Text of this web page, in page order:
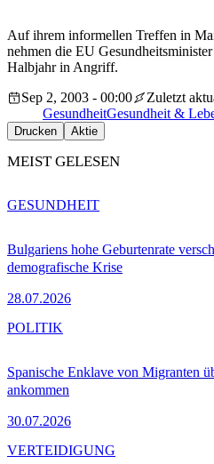
Auf ihrem informellen Treffen in
nehmen die EU
Halbjahr in Angriff.
Sep 2, 2003 - 00:00
Zuletzt
GesundheitGesundheit &
Drucken Aktie
MEIST GELESEN
Bulgariens hohe Geburtenrate
demografische Krise
28.07.2026
GESUNDHEIT
Spanische Enklave von Migranten
ankommen
30.07.2026
POLITIK
VERTEIDIGUNG